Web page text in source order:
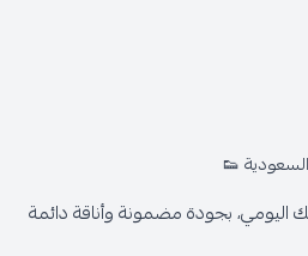
👟
اليومي، بجودة مضمونة وأناقة دائمة